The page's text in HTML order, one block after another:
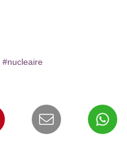
#nucleaire